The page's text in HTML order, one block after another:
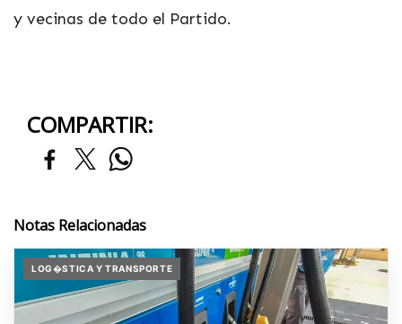
y vecinas de todo el Partido.
COMPARTIR:
Notas Relacionadas
LOG�STICA Y TRANSPORTE